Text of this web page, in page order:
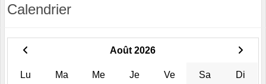
Calendrier
Août 2026
Lu Ma Me Je Ve Sa Di